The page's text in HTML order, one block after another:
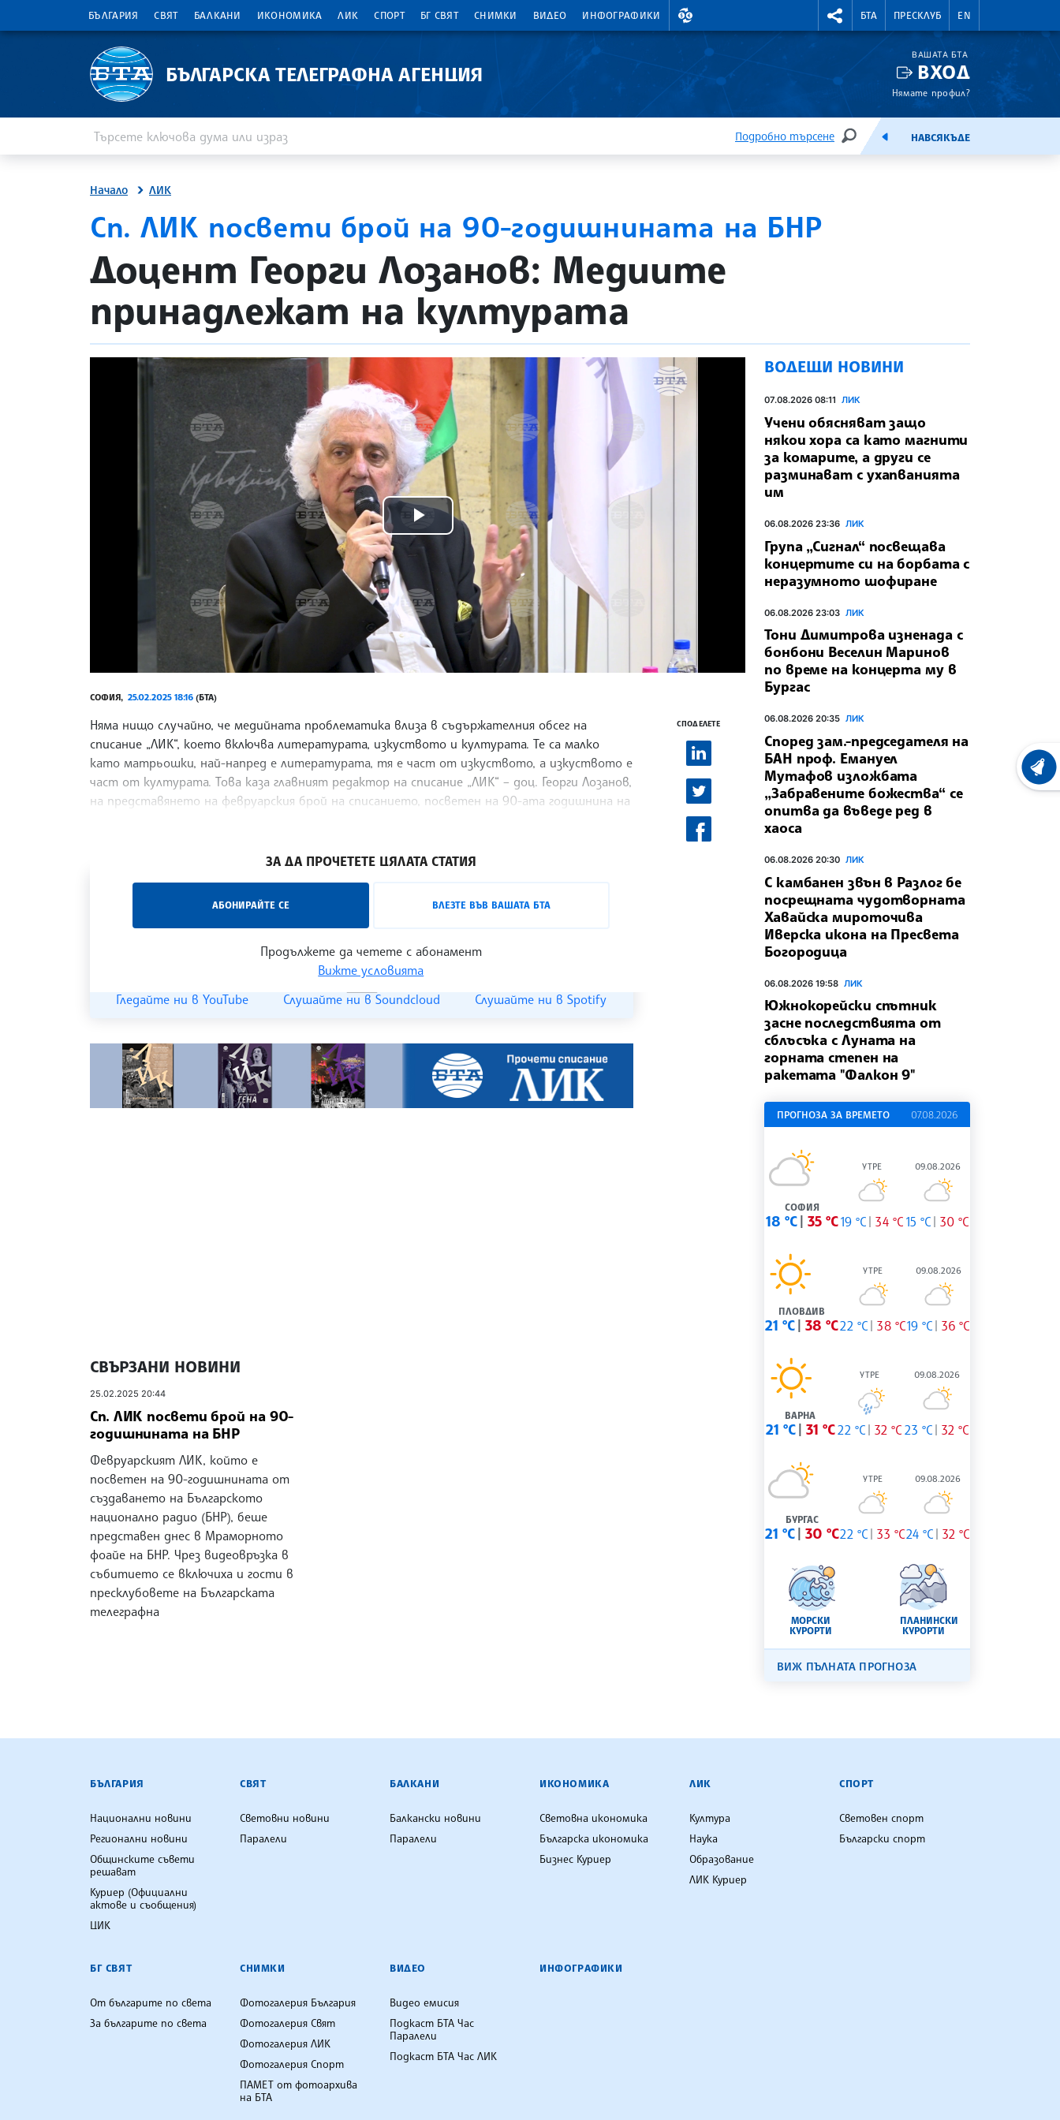
БЪЛГАРИЯ СВЯТ БАЛКАНИ ИКОНОМИКА ЛИК СПОРТ БГ СВЯТ СНИМКИ ВИДЕО ИНФОГРАФИКИ
ВАЛУТНИ КУРСОВЕ RIGHTMENU.SOCIAL
БТА ПРЕСКЛУБ EN
БЪЛГАРСКА ТЕЛЕГРАФНА АГЕНЦИЯ
ВАШАТА БТА
ВХОД
Нямате профил?
Подробно търсене
ТЪРСЕНЕЕМИСИЯНАВСЯКЪДЕ
Начало ЛИК
Сп. ЛИК посвети брой на 90-годишнината на БНР
site.bta
Доцент Георги Лозанов: Медиите
принадлежат на културата
Play
Video
СОФИЯ, 25.02.2025 18:16 (БТА)
Няма нищо случайно, че медийната проблематика влиза в съдържателния обсег на
списание „ЛИК“, което включва литературата, изкуството и културата. Те са малко
като матрьошки, най-напред е литературата, тя е част от изкуството, а изкуството е
част от културата. Това каза главният редактор на списание „ЛИК“ – доц. Георги Лозанов,
на представянето на февруарския брой на списанието, посветен на 90-ата годишнина на
ЗА ДА ПРОЧЕТЕТЕ ЦЯЛАТА СТАТИЯ
АБОНИРАЙТЕ СЕ ВЛЕЗТЕ ВЪВ ВАШАТА БТА
Продължете да четете с абонамент
Вижте условията
„Час ЛИК“ на БТА е мястото за срещи отблизо с лицата на българската култура,
страницатаи вYouTube канала на БТА.
Гледайте ни в YouTube Слушайте ни в Soundcloud Слушайте ни в Spotify
СПОДЕЛЕТЕ
СВЪРЗАНИ НОВИНИ
25.02.2025 20:44
Сп. ЛИК посвети брой на 90-
годишнината на БНР
Февруарският ЛИК, който е
посветен на 90-годишнината от
създаването на Българското
национално радио (БНР), беше
представен днес в Мраморното
фоайе на БНР. Чрез видеовръзка в
събитието се включиха и гости в
пресклубовете на Българската
телеграфна
ВОДЕЩИ НОВИНИ
07.08.2026 08:11 ЛИК
Учени обясняват защо
някои хора са като магнити
за комарите, а други се
разминават с ухапванията
им
06.08.2026 23:36 ЛИК
Група „Сигнал“ посвещава
концертите си на борбата с
неразумното шофиране
06.08.2026 23:03 ЛИК
Тони Димитрова изненада с
бонбони Веселин Маринов
по време на концерта му в
Бургас
06.08.2026 20:35 ЛИК
Според зам.-председателя на
БАН проф. Емануел
Мутафов изложбата
„Забравените божества“ се
опитва да въведе ред в
хаоса
06.08.2026 20:30 ЛИК
С камбанен звън в Разлог бе
посрещната чудотворната
Хавайска мироточива
Иверска икона на Пресвета
Богородица
06.08.2026 19:58 ЛИК
Южнокорейски спътник
засне последствията от
сблъсъка с Луната на
горната степен на
ракетата "Фалкон 9"
ПРОГНОЗА ЗА ВРЕМЕТО 07.08.2026
СОФИЯ
18 °C 35 °C
УТРЕ
19 °C 34 °C
09.08.2026
15 °C 30 °C
ПЛОВДИВ
21 °C 38 °C
УТРЕ
22 °C 38 °C
09.08.2026
19 °C 36 °C
ВАРНА
21 °C 31 °C
УТРЕ
22 °C 32 °C
09.08.2026
23 °C 32 °C
БУРГАС
21 °C 30 °C
УТРЕ
22 °C 33 °C
09.08.2026
24 °C 32 °C
МОРСКИ
КУРОРТИ
ПЛАНИНСКИ
КУРОРТИ
ВИЖ ПЪЛНАТА ПРОГНОЗА
БЪЛГАРСКА ТЕЛЕГРАФНА АГЕНЦИЯ
БЪЛГАРИЯ
Национални новини
Регионални новини
Общинските съвети
решават
Куриер (Официални
актове и съобщения)
ЦИК
СВЯТ
Световни новини
Паралели
БАЛКАНИ
Балкански новини
Паралели
ИКОНОМИКА
Световна икономика
Българска икономика
Бизнес Куриер
ЛИК
Култура
Наука
Образование
ЛИК Куриер
СПОРТ
Световен спорт
Български спорт
БГ СВЯТ
От българите по света
За българите по света
СНИМКИ
Фотогалерия България
Фотогалерия Свят
Фотогалерия ЛИК
Фотогалерия Спорт
ПАМЕТ от фотоархива
на БТА
ВИДЕО
Видео емисия
Подкаст БТА Час
Паралели
Подкаст БТА Час ЛИК
ИНФОГРАФИКИ